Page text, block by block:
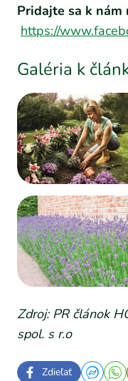
Pridajte sa k nám
https://
Galéria k
Zdroj: PR článok
spol. s r.o
Zdieľať